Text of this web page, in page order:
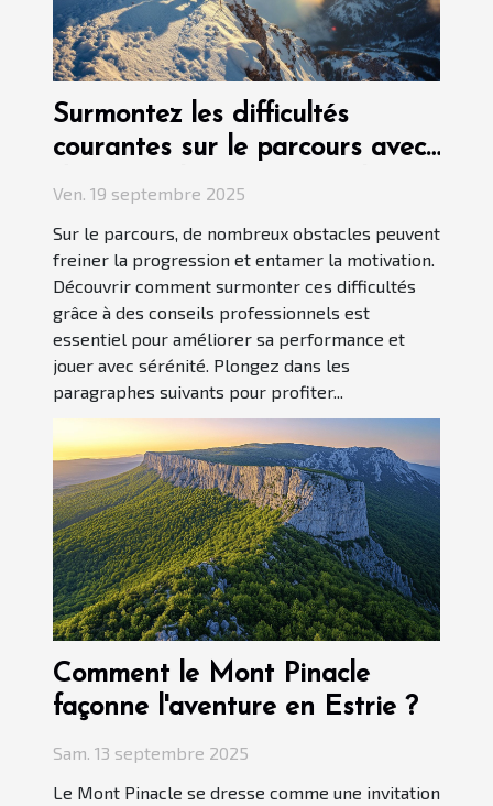
Surmontez les difficultés
courantes sur le parcours avec
des conseils professionnels
Ven. 19 septembre 2025
Sur le parcours, de nombreux obstacles peuvent
freiner la progression et entamer la motivation.
Découvrir comment surmonter ces difficultés
grâce à des conseils professionnels est
essentiel pour améliorer sa performance et
jouer avec sérénité. Plongez dans les
paragraphes suivants pour profiter...
Comment le Mont Pinacle
façonne l'aventure en Estrie ?
Sam. 13 septembre 2025
Le Mont Pinacle se dresse comme une invitation